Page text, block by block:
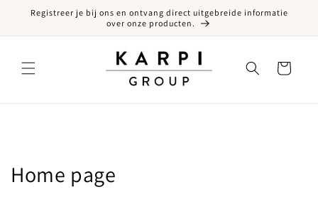
naar de content
Registreer je bij ons en ontvang direct uitgebreide informatie
over onze producten.
Winkelwagen
Collectie:
Home page